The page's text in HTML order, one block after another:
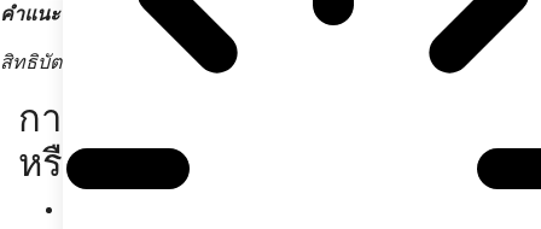
คำแนะนำ:
เริ่มค้นหาด้วยคำง่าย ๆ เช่น
สิทธิบัตรทอง
การตรวจคลื่นไฟฟ้าหัวใจ (ECG
หรือ EKG)